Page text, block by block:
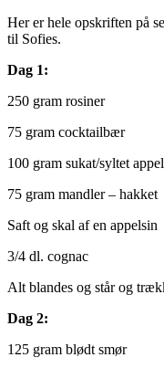
Her er hele opskriften på
til Sofies.
Dag 1:
250 gram rosiner
75 gram cocktailbær
100 gram sukat/syltet
75 gram mandler – hakket
Saft og skal af en appelsin
3/4 dl. cognac
Alt blandes og står og
Dag 2:
125 gram blødt smør